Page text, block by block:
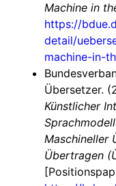
Machine in
https://
detail/
machine-in-
Übersetzer.
Künstlicher
Maschineller
Übertragen